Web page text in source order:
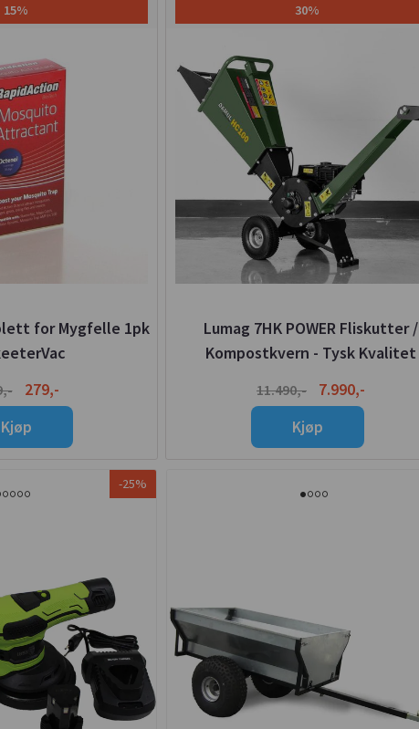
15%
for Mygfelle 1pk
279,-
Kjøp
30%
Lumag 7HK POWER Fliskutter /
Kompostkvern - Tysk Kvalitet
11.490,-
7.990,-
Kjøp
-25%